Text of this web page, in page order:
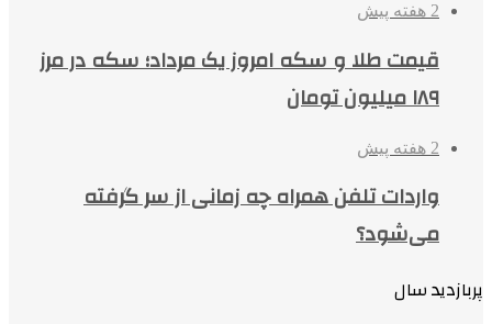
2 هفته پیش
قیمت طلا و سکه امروز یک مرداد؛ سکه در مرز
۱۸۹ میلیون تومان
2 هفته پیش
واردات تلفن همراه چه زمانی از سر گرفته
می‌شود؟
پربازدید سال